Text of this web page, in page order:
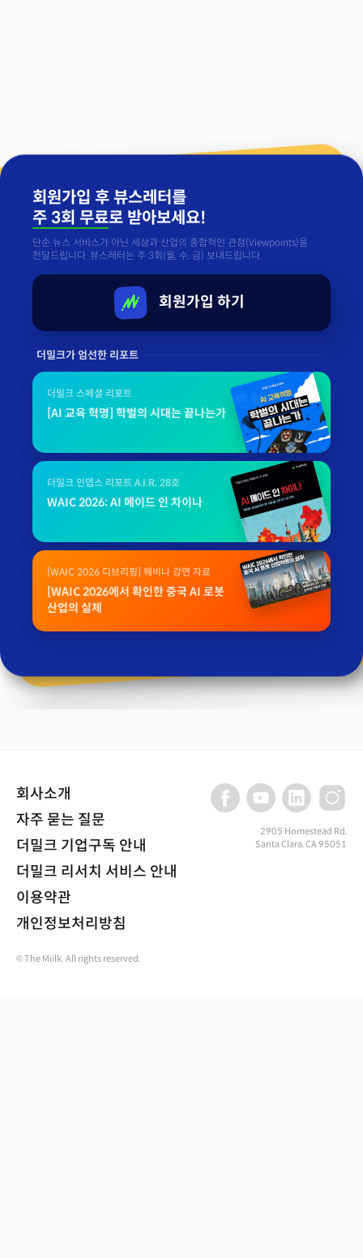
회원가입 후 뷰스레터를
주 3회 무료로 받아보세요!
단순 뉴스 서비스가 아닌 세상과 산업의 종합적인 관점(Viewpoints)을
전달드립니다. 뷰스레터는 주 3회(월, 수, 금) 보내드립니다.
회원가입 하기
더밀크가 엄선한 리포트
더밀크 스페셜 리포트
[AI 교육 혁명] 학벌의 시대는 끝나는가
더밀크 인뎁스 리포트 A.I.R. 28호
WAIC 2026: AI 메이드 인 차이나
[WAIC 2026 디브리핑] 웨비나 강연 자료
[WAIC 2026에서 확인한 중국 AI 로봇
산업의 실체
회사소개
자주 묻는 질문
더밀크 기업구독 안내
더밀크 리서치 서비스 안내
이용약관
개인정보처리방침
2905 Homestead Rd,
Santa Clara, CA 95051
© The Miilk. All rights reserved.